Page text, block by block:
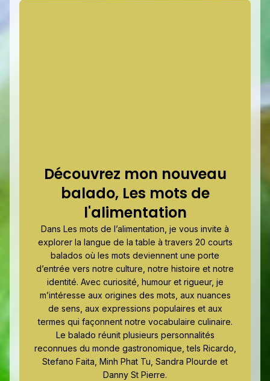
Découvrez mon nouveau
balado, Les mots de
l'alimentation
Dans Les mots de l’alimentation, je vous invite à
explorer la langue de la table à travers 20 courts
balados où les mots deviennent une porte
d’entrée vers notre culture, notre histoire et notre
identité. Avec curiosité, humour et rigueur, je
m’intéresse aux origines des mots, aux nuances
de sens, aux expressions populaires et aux
termes qui façonnent notre vocabulaire culinaire.
Le balado réunit plusieurs personnalités
reconnues du monde gastronomique, tels Ricardo,
Stefano Faita, Minh Phat Tu, Sandra Plourde et
Danny St Pierre.